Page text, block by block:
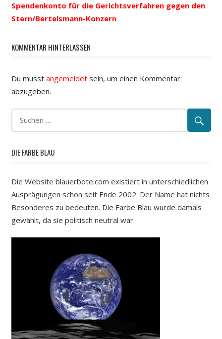
Spendenkonto für die Gerichtsverfahren gegen den
Stern/Bertelsmann-Konzern
KOMMENTAR HINTERLASSEN
Du musst angemeldetsein, um einen Kommentar
abzugeben.
DIE FARBE BLAU
Die Website blauerbote.com existiert in unterschiedlichen
Ausprägungen schon seit Ende 2002. Der Name hat nichts
Besonderes zu bedeuten. Die Farbe Blau wurde damals
gewählt, da sie politisch neutral war.